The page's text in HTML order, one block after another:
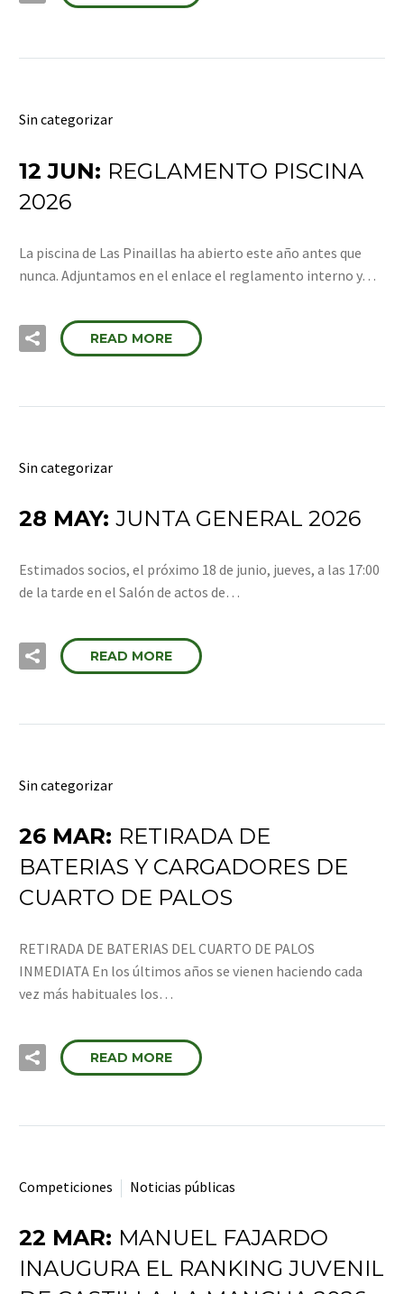
Sin categorizar
12 JUN: REGLAMENTO PISCINA
2026
La piscina de Las Pinaillas ha abierto este año antes que
nunca. Adjuntamos en el enlace el reglamento interno y…
READ MORE
Sin categorizar
28 MAY: JUNTA GENERAL 2026
Estimados socios, el próximo 18 de junio, jueves, a las 17:00
de la tarde en el Salón de actos de…
READ MORE
Sin categorizar
26 MAR: RETIRADA DE
BATERIAS Y CARGADORES DE
CUARTO DE PALOS
RETIRADA DE BATERIAS DEL CUARTO DE PALOS
INMEDIATA En los últimos años se vienen haciendo cada
vez más habituales los…
READ MORE
Competiciones Noticias públicas
22 MAR: MANUEL FAJARDO
INAUGURA EL RANKING JUVENIL